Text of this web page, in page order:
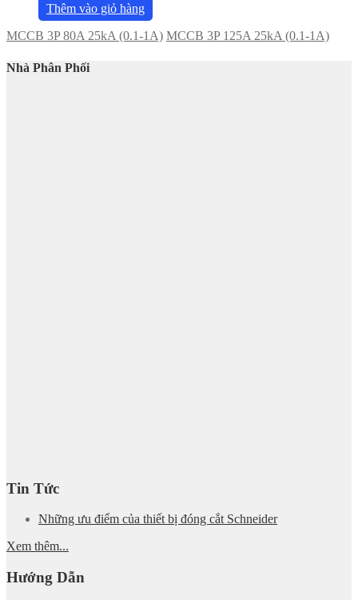
Thêm vào giỏ hàng
MCCB 3P 80A 25kA (0.1-1A) MCCB 3P 125A 25kA (0.1-1A)
Nhà Phân Phối
Tin Tức
Những ưu điểm của thiết bị đóng cắt Schneider
Xem thêm...
Hướng Dẫn